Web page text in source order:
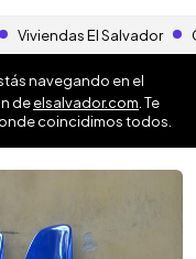
Viviendas El Salvador
navegando en el
deelsalvador.com . Te
coincidimos todos.